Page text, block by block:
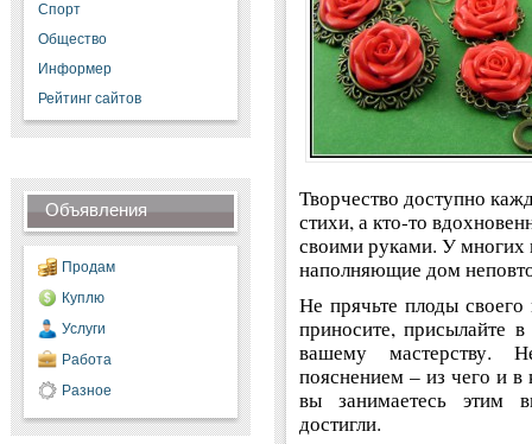
Спорт
Общество
Информер
Рейтинг сайтов
Объявления
Продам
Куплю
Услуги
Работа
Разное
Творчество доступно
стихи, а кто-то
своими руками. У многих
наполняющие дом
Не прячьте плоды
приносите, присылайте
вашему мастерству.
пояснением – из чего и в
вы занимаетесь этим
достигли.